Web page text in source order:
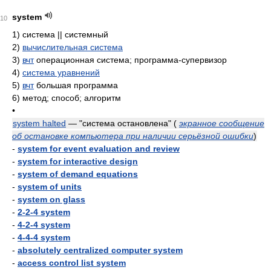
10
system
1) система || системный
2) вычислительная система
3) вчтоперационная система; программа-супервизор
4) система уравнений
5) вчтбольшая программа
6) метод; способ; алгоритм
•
system halted — "система остановлена" ( экранное сообщение
об остановке компьютера при наличии серьёзной ошибки)
- system for event evaluation and review
- system for interactive design
- system of demand equations
- system of units
- system on glass
- 2-2-4 system
- 4-2-4 system
- 4-4-4 system
- absolutely centralized computer system
- access control list system